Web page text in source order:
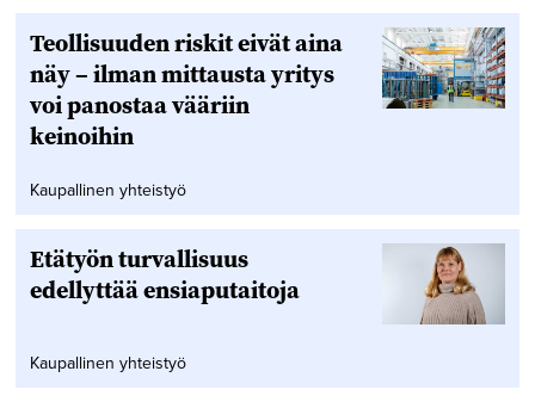
Teollisuuden riskit eivät aina
näy – ilman mittausta yritys
voi panostaa vääriin
keinoihin
Kaupallinen yhteistyö
Etätyön turvallisuus
edellyttää ensiaputaitoja
Kaupallinen yhteistyö